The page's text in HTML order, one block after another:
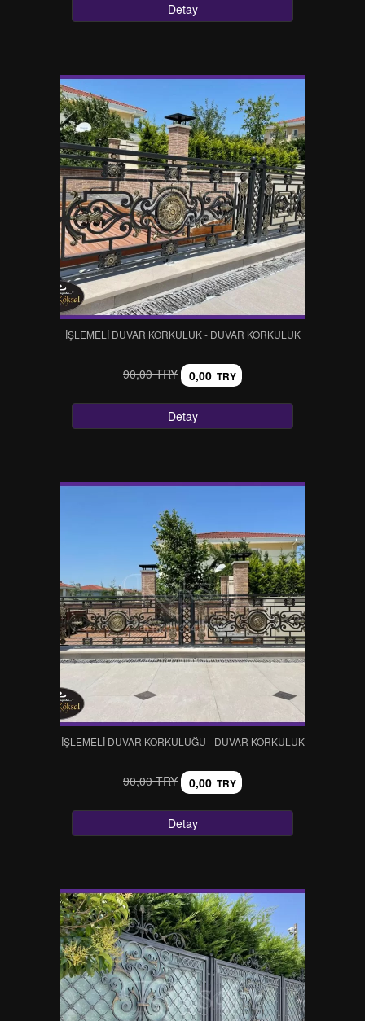
Detay
İŞLEMELİ DUVAR KORKULUK - DUVAR KORKULUK
90,00 TRY 0,00 TRY
Detay
İŞLEMELİ DUVAR KORKULUĞU - DUVAR KORKULUK
90,00 TRY 0,00 TRY
Detay